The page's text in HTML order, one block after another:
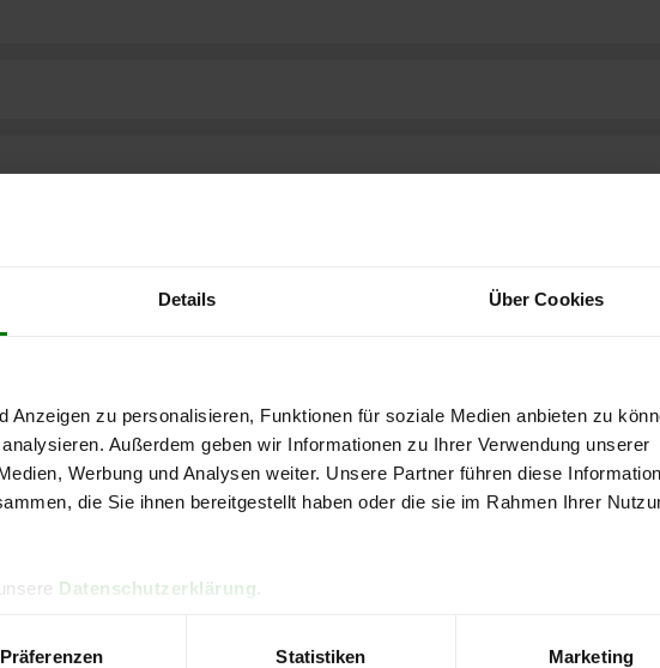
Details Über Cookies
Anzeigen zu personalisieren, Funktionen für soziale Medien anbieten zu
Außerdem geben wir Informationen zu Ihrer Verwendung unserer
Werbung und Analysen weiter. Unsere Partner führen diese
die Sie ihnen bereitgestellt haben oder die sie im Rahmen Ihrer
Datenschutzerklärung
Präferenzen Statistiken Marketing
bestellen